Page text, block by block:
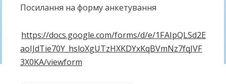
Посилання на форму анкетування
https://docs.google.com/forms/d/e/1FAIpQLSd2E
aoIJdTie70Y_hsloXgUTzHXKDYxKqBVmNz7fqJVF
3X0KA/viewform